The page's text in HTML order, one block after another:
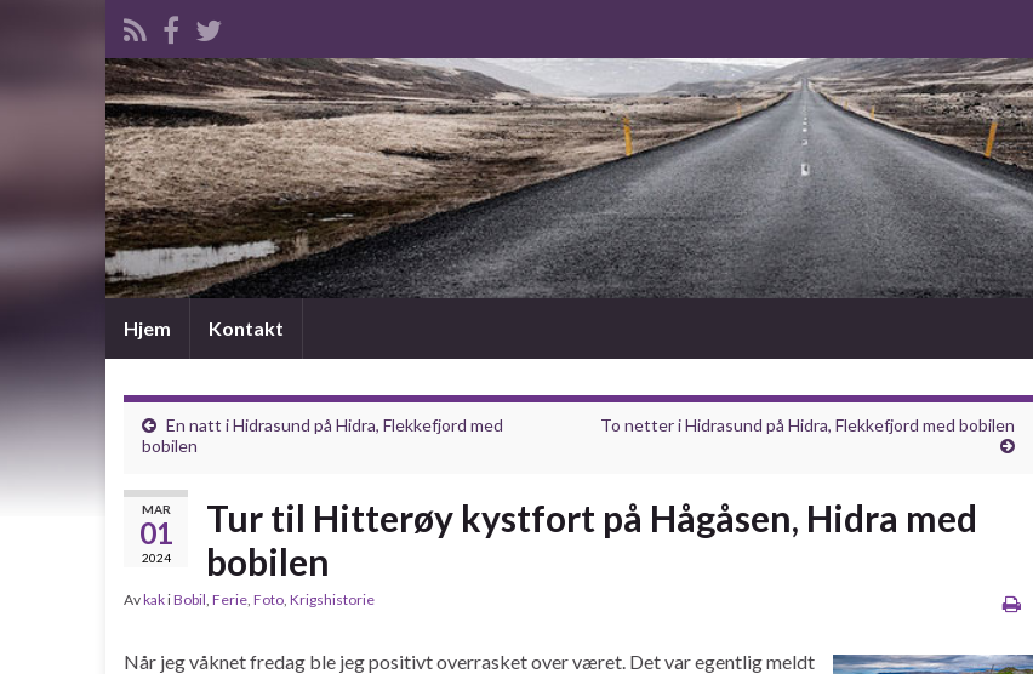
Hjem Kontakt
En natt i Hidrasund på Hidra, Flekkefjord med
bobilen
To netter i Hidrasund på Hidra, Flekkefjord med bobilen
MAR
01
2024
Tur til Hitterøy kystfort på Hågåsen, Hidra med
bobilen
AvkakiBobil, Ferie, Foto, Krigshistorie
Når jeg våknet fredag ble jeg positivt overrasket over været. Det var egentlig meldt